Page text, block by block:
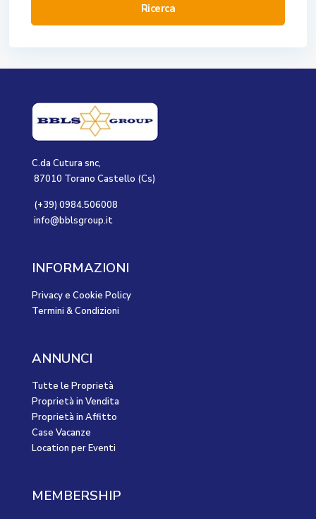
Ricerca
C.da Cutura snc,
87010 Torano Castello (Cs)
(+39) 0984.506008
info@bblsgroup.it
INFORMAZIONI
Privacy e Cookie Policy
Termini & Condizioni
ANNUNCI
Tutte le Proprietà
Proprietà in Vendita
Proprietà in Affitto
Case Vacanze
Location per Eventi
MEMBERSHIP